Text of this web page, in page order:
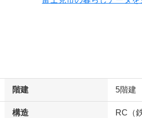
階建 5階建
構造 RC（